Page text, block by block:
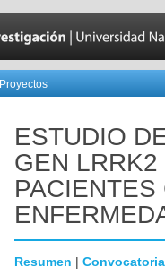
Proyectos
ESTUDIO
GEN LRRK2
Resumen | Convocatoria